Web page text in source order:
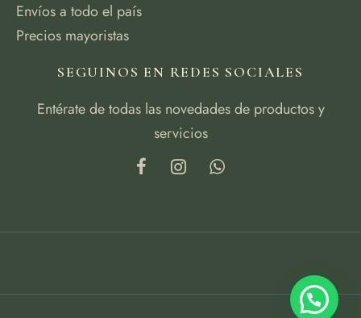
Envíos a todo el país
Precios mayoristas
SEGUINOS EN REDES SOCIALES
Entérate de todas las novedades de productos y
servicios